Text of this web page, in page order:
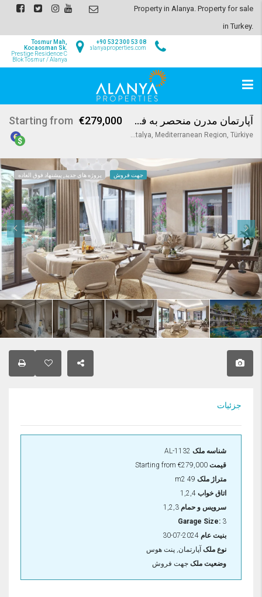
Property in Alanya. Property for sale
in Turkey.
Tosmur Mah,
Kocaosman Sk.
Prestige Residence C
Blok Tosmur / Alanya
+90 532 300 53 08
info@alanyaproperties.com
آپارتمان مدرن منحصر به فرد در آوسالار
Avsallar, Alanya, Antalya, Mediterranean Region, Türkiye
Starting from €279,000
جهت فروش پروژه های جدید, پیشنهاد فوق العاده
جزئیات
شناسه ملک
قیمت
Starting from €279,000
متراژ ملک
اتاق خواب
سرویس و حمام
Garage Size: 3
بنيت عام
نوع ملک آپارتمان, پنت هوس
وضعیت ملک جهت فروش